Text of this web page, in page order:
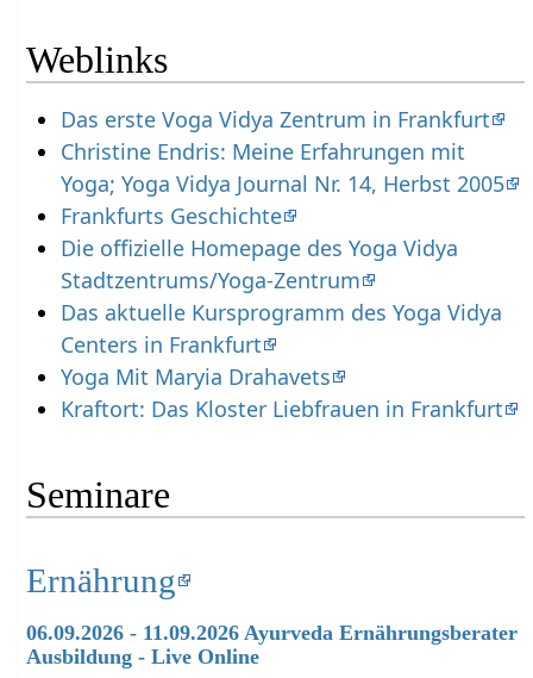
Weblinks
Das erste Voga Vidya Zentrum in Frankfurt
Christine Endris: Meine Erfahrungen mit
Yoga; Yoga Vidya Journal Nr. 14, Herbst 2005
Frankfurts Geschichte
Die offizielle Homepage des Yoga Vidya
Stadtzentrums/Yoga-Zentrum
Das aktuelle Kursprogramm des Yoga Vidya
Centers in Frankfurt
Yoga Mit Maryia Drahavets
Kraftort: Das Kloster Liebfrauen in Frankfurt
Seminare
Ernährung
06.09.2026 - 11.09.2026 Ayurveda Ernährungsberater
Ausbildung - Live Online